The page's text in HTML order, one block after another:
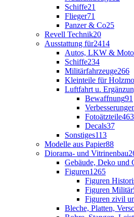
Schiffe21
Flieger71
Panzer & Co25
Revell Technik20
Ausstattung für2414
Autos, LKW &
Schiffe234
Militärfahrzeuge266
Kleinteile für
Luftfahrt u.
Bewaffnung91
Fotoätzteile463
Decals37
Sonstiges113
Modelle aus Papier88
Diorama- und Vitrinenbau
Gebäude, Deko und
Figuren1265
Figuren
Figuren Militär
Figuren zivil
Bleche, Platten,